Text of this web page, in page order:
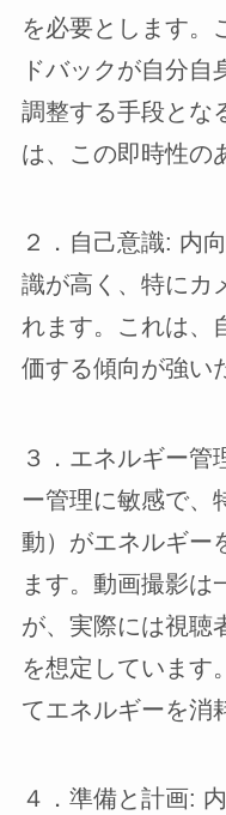
を必要とします。
ドバックが自分自
調整する手段とな
は、この即時性の
２．自己意識: 内
識が高く、特にカ
れます。これは、
価する傾向が強い
３．エネルギー管
ー管理に敏感で、
動）がエネルギー
ます。動画撮影は
が、実際には視聴
を想定しています
てエネルギーを消
４．準備と計画: